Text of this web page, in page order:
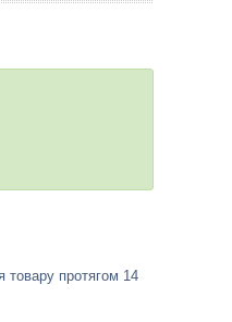
товару протягом 14